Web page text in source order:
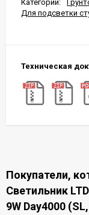
Категории:
Для подсветки
Техническая
Покупатели,
Светильник
9W Day4000